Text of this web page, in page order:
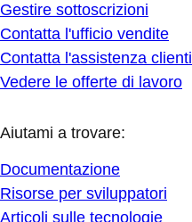
Gestire sottoscrizioni
Contatta l'ufficio vendite
Contatta l'assistenza clienti
Vedere le offerte di lavoro
Aiutami a trovare:
Documentazione
Risorse per sviluppatori
Articoli sulle tecnologie